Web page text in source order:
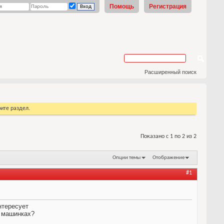
Регистрация
Помощь
Расширенный поиск
раздел.
Показано с 1 по 2 из 2
Опции темы Отображение
#1
машинках?